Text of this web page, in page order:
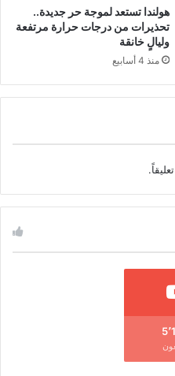
هولندا تستعد لموجة حر جديدة..
تحذيرات من درجات حرارة مرتفعة
وليالٍ خانقة
منذ 4 أسابيع